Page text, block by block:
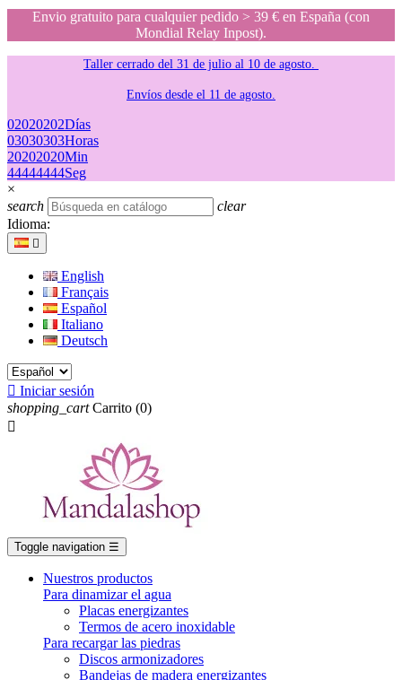
Envio gratuito para cualquier pedido > 39 € en España (con
Mondial Relay Inpost).
Taller cerrado del 31 de julio al 10 de agosto.
Envíos desde el 11 de agosto.
02020202Días
03030303Horas
20202020Min
44444444Seg
×
search
clear
Idioma:

English
Français
Español
Italiano
Deutsch
 Iniciar sesión
shopping_cart Carrito (0)

Toggle navigation ☰
Nuestros productos
Para dinamizar el agua
Placas energizantes
Termos de acero inoxidable
Para recargar las piedras
Discos armonizadores
Bandejas de madera energizantes